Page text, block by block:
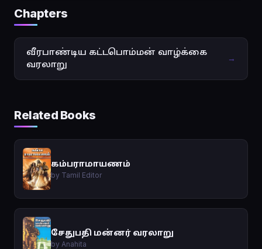
Chapters
வீரபாண்டிய கட்டபொம்மன் வாழ்க்கை
வரலாறு
→
Related Books
கம்பராமாயணம்
by Tamil Editor
சேதுபதி மன்னர் வரலாறு
by Anahita